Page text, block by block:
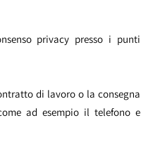
privacy presso i punti
di lavoro o la consegna
ad esempio il telefono e